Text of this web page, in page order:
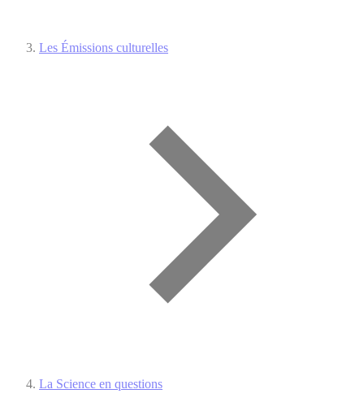
Les Émissions culturelles
La Science en questions